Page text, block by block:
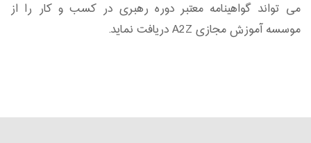
می تواند گواهینامه معتبر دوره رهبری در کسب و کار را از
موسسه آموزش مجازی A2Z دریافت نماید.